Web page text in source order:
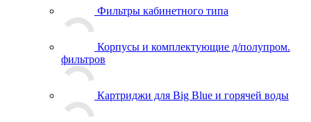
Фильтры кабинетного типа
Корпусы и комплектующие д/полупром.
фильтров
Картриджи для Big Blue и горячей воды